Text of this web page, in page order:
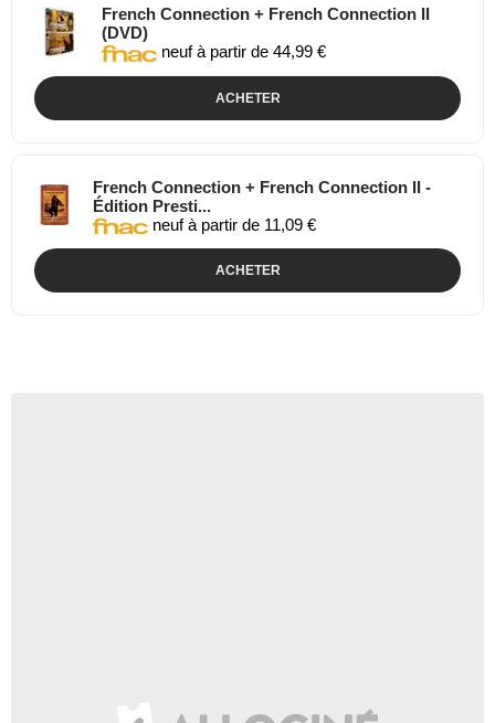
French Connection + French Connection II
(DVD)
neuf à partir de 44,99 €
ACHETER
French Connection + French Connection II -
Édition Presti...
neuf à partir de 11,09 €
ACHETER